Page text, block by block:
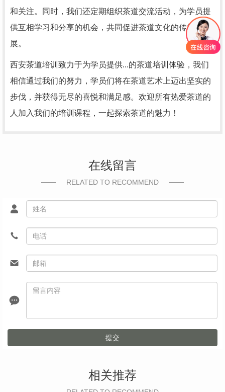
和关注。同时，我们还定期组织茶道交流活动，为学员提
供互相学习和分享的机会，共同促进茶道文化的传播和发
展。
西安茶道培训致力于为学员提供...的茶道培训体验，我们
相信通过我们的努力，学员们将在茶道艺术上迈出坚实的
步伐，并获得无尽的喜悦和满足感。欢迎所有热爱茶道的
人加入我们的培训课程，一起探索茶道的魅力！
在线留言
RELATED TO RECOMMEND
提交
相关推荐